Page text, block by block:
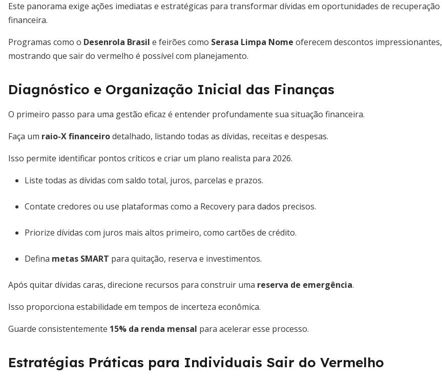
Este panorama exige ações imediatas e estratégicas para transformar dívidas em oportunidades de recuperação
financeira.
Programas como o Desenrola Brasil e feirões como Serasa Limpa Nome oferecem descontos impressionantes,
mostrando que sair do vermelho é possível com planejamento.
Diagnóstico e Organização Inicial das Finanças
O primeiro passo para uma gestão eficaz é entender profundamente sua situação financeira.
Faça um raio-X financeirodetalhado, listando todas as dívidas, receitas e despesas.
Isso permite identificar pontos críticos e criar um plano realista para 2026.
Liste todas as dívidas com saldo total, juros, parcelas e prazos.
Contate credores ou use plataformas como a Recovery para dados precisos.
Priorize dívidas com juros mais altos primeiro, como cartões de crédito.
Defina metas SMART para quitação, reserva e investimentos.
Após quitar dívidas caras, direcione recursos para construir uma reserva de emergência.
Isso proporciona estabilidade em tempos de incerteza econômica.
Guarde consistentemente 15% da renda mensal para acelerar esse processo.
Estratégias Práticas para Individuais Sair do Vermelho